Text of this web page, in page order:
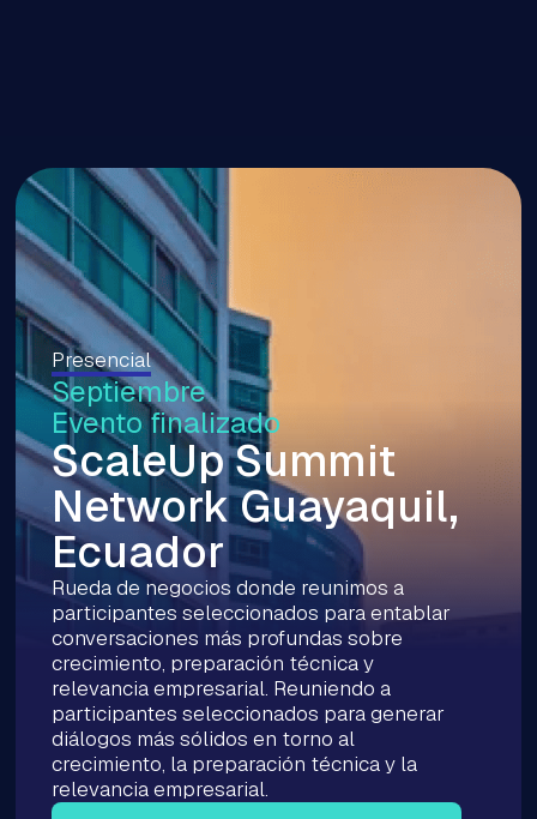
Presencial
Septiembre
Evento finalizado
ScaleUp Summit
Network Guayaquil,
Ecuador
Rueda de negocios donde reunimos a
participantes seleccionados para entablar
conversaciones más profundas sobre
crecimiento, preparación técnica y
relevancia empresarial. Reuniendo a
participantes seleccionados para generar
diálogos más sólidos en torno al
crecimiento, la preparación técnica y la
relevancia empresarial.